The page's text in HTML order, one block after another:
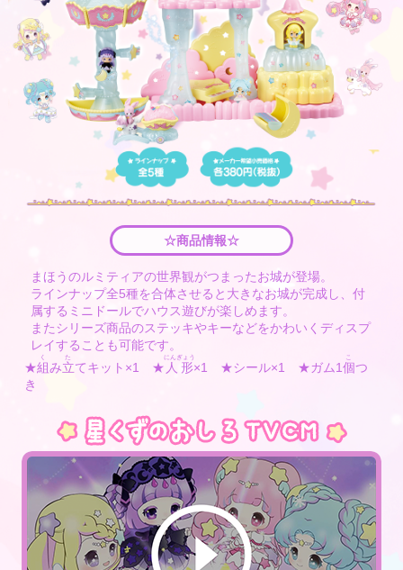
☆商品情報☆
まほうのルミティアの世界観がつまったお城が登場。
ラインナップ全5種を合体させると大きなお城が完成し、付
属するミニドールでハウス遊びが楽しめます。
またシリーズ商品のステッキやキーなどをかわいくディスプ
レイすることも可能です。
★組
く
み立
た
てキット×1 ★ 人形
にんぎょう
×1 ★シール×1 ★ガム1個
こ
つ
き